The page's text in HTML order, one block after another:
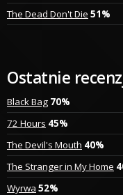
The Dead Don't Die 51%
Ostatnie
Black Bag 70%
72 Hours 45%
The Devil's Mouth 40%
The Stranger in My Home
Wyrwa 52%